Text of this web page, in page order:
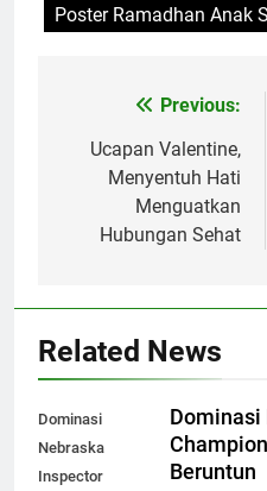
Poster Ramadhan Anak
Navigasi
pos
Previous:
Ucapan Valentine,
Menyentuh Hati
Menguatkan
Hubungan Sehat
Related News
Dominasi
Nebraska
Inspector
Dominasi
Beruntun